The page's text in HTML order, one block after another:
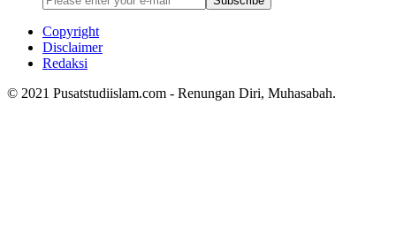
Copyright
Disclaimer
Redaksi
© 2021 Pusatstudiislam.com - Renungan Diri, Muhasabah.